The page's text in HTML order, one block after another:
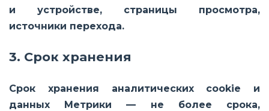
и устройстве, страницы просмотра,
источники перехода.
3. Срок хранения
Срок хранения аналитических cookie и
данных Метрики — не более срока,